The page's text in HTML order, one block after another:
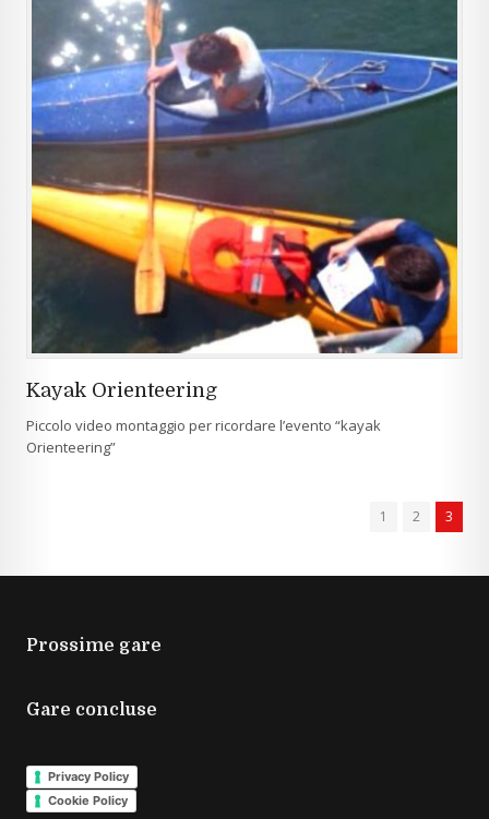
Kayak Orienteering
Piccolo video montaggio per ricordare l’evento “kayak
Orienteering”
1 2 3
Prossime gare
Gare concluse
Privacy Policy
Cookie Policy